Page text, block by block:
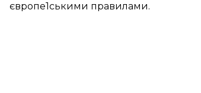
європе1ськими правилами.